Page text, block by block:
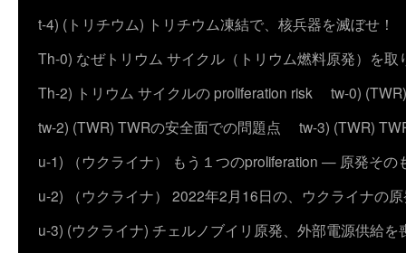
t-4) (トリチウム) トリチウム凍結で、核兵器を滅ぼせ！
Th-0) なぜトリウム サイクル（トリウム燃料原発）を取
Th-2) トリウム サイクルの proliferation risk
tw-0)
tw-2) (TWR) TWRの安全面での問題点
tw-3) (TWR)
u-1) （ウクライナ） もう１つのproliferation — 原発その
u-2) （ウクライナ） 2022年2月16日の、ウクライナの
u-3) (ウクライナ) チェルノブイリ原発、外部電源供給を